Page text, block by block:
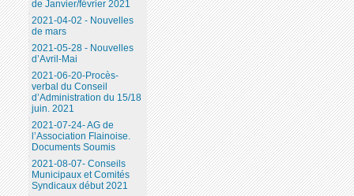
de Janvier/février 2021
2021-04-02 - Nouvelles
de mars
2021-05-28 - Nouvelles
d’Avril-Mai
2021-06-20-Procès-
verbal du Conseil
d’Administration du 15/18
juin. 2021
2021-07-24- AG de
l’Association Flainoise.
Documents Soumis
2021-08-07- Conseils
Municipaux et Comités
Syndicaux début 2021